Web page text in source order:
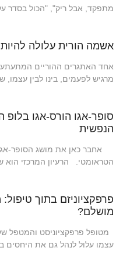
מתפקד, אבל ריק", "הכול בסדר
אשמה הורית עלולה
אחד האתגרים ההוריים
מרגיש לפעמים, בינו לבין עצמו,
סופר-אגו הורס-אגו
הנפשית
אחבר כאן את מושג הסופר-אגו
הטראומטי. הרעיון המרכזי הוא
פרפקציוניזם בתוך
מושלם?
מטופל פרפקציוניסט והמטפל
עצמו עלול לנהל גם את היחסים